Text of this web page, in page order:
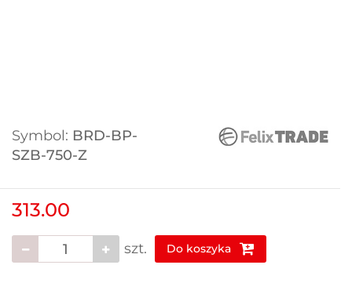
Symbol: BRD-BP-
SZB-750-Z
313.00
szt. Do koszyka